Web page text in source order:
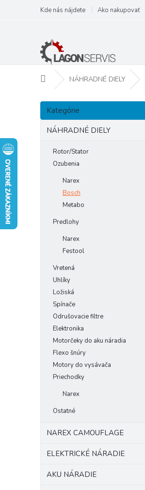
obsah
Kde nás nájdete Ako nakupovať
DomovNÁHRADNÉ DIELY
B
č
Preskočiť
kategórie
Kategórie
NÁHRADNÉ DIELY
Rotor/Stator
Ozubenia
Narex
Bosch
Metabo
Predlohy
Narex
Festool
Vretená
Uhlíky
Ložiská
Spínače
Odrušovacie filtre
Elektronika
Motorčeky do aku náradia
Flexo šnúry
Motory do vysávača
Priechodky
Narex
Ostatné
NAREX CAMOUFLAGE
ELEKTRICKÉ NÁRADIE
AKU NÁRADIE